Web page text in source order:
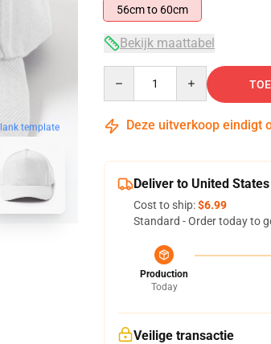
template
56cm to 60cm
Bekijk maattabel
Deze uitverkoop eindigt
Deliver to United States
Cost to ship:$6.99
Standard - Order today to
Production
Today
Veilige transactie